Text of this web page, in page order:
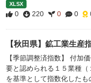
XLSX
0 220 0 0
【秋田県】鉱工業生産
【季節調整済指数】 付加
要と認められる１５業種
を基準として指数化した